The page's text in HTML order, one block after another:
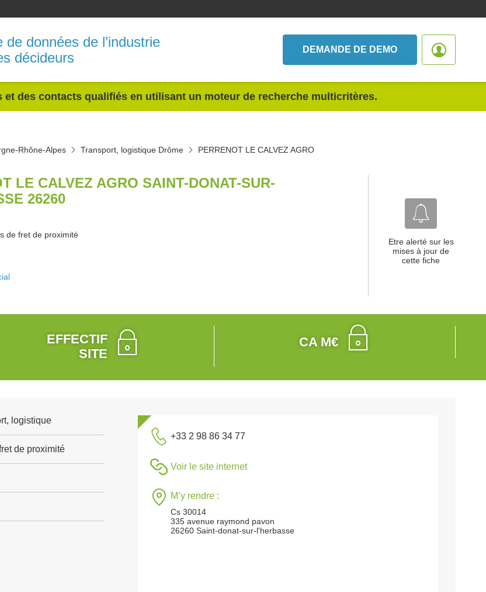
de données de l’industrie
décideurs
DEMANDE DE DEMO
et des contacts qualifiés en utilisant un moteur de recherche multicritères.
Rhône-Alpes Transport, logistique Drôme PERRENOT LE CALVEZ AGRO
LE CALVEZ AGRO SAINT-DONAT-SUR-
26260
de fret de proximité
Etre alerté sur les
mises à jour de
cette fiche
EFFECTIF
SITE
CA M€
logistique
de proximité
+33 2 98 86 34 77
Voir le site internet
M’y rendre :
Cs 30014
335 avenue raymond pavon
26260 Saint-donat-sur-l'herbasse